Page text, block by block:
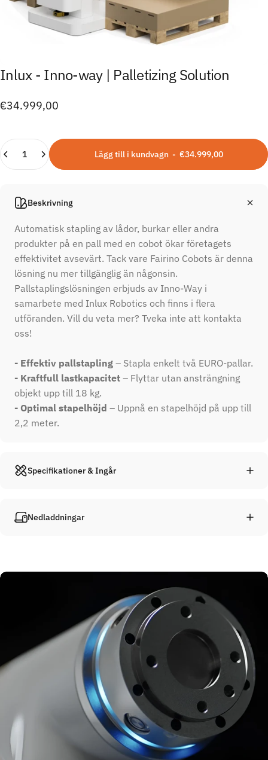
Inlux - Inno-way | Palletizing Solution
€34.999,00
Kvantitet
Lägg till i kundvagn - €34.999,00
Beskrivning
Automatisk stapling av lådor, burkar eller andra
produkter på en pall med en cobot ökar företagets
effektivitet avsevärt. Tack vare Fairino Cobots är denna
lösning nu mer tillgänglig än någonsin.
Pallstaplingslösningen erbjuds av Inno-Way i
samarbete med Inlux Robotics och finns i flera
utföranden. Vill du veta mer? Tveka inte att kontakta
oss!
- Effektiv pallstapling – Stapla enkelt två EURO-pallar.
- Kraftfull lastkapacitet – Flyttar utan ansträngning
objekt upp till 18 kg.
- Optimal stapelhöjd – Uppnå en stapelhöjd på upp till
2,2 meter.
Specifikationer & Ingår
Nedladdningar